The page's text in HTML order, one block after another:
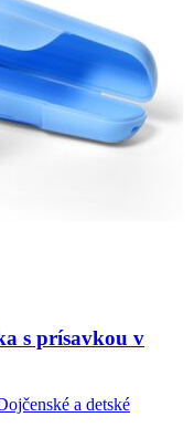
s prísavkou v
a detské